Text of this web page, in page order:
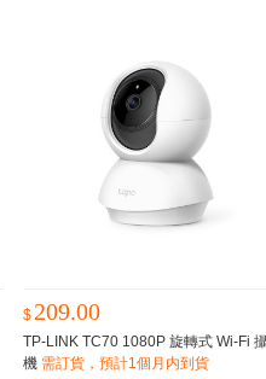
$ 209.00
TP-LINK TC70 1080P 旋轉式 Wi-Fi
機 需訂貨，預計1個月内到貨